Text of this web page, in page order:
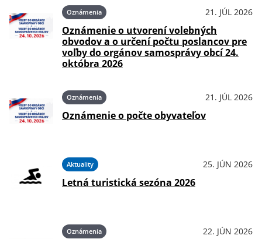
Oznámenia 21. JÚL 2026
Oznámenie o utvorení volebných
obvodov a o určení počtu poslancov pre
voľby do orgánov samosprávy obcí 24.
októbra 2026
Oznámenia 21. JÚL 2026
Oznámenie o počte obyvateľov
Aktuality 25. JÚN 2026
Letná turistická sezóna 2026
Oznámenia 22. JÚN 2026